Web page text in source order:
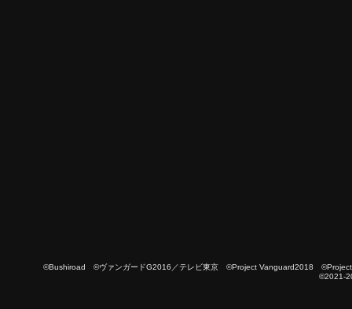
©Bushiroad ©ヴァンガードG2016／テレビ東京 ©Project Vanguard2018
©2021-